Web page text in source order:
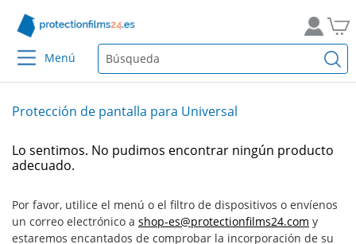
Menú
Protección de pantalla para Universal
Lo sentimos. No pudimos encontrar ningún producto
adecuado.
Por favor, utilice el menú o el filtro de dispositivos o envíenos
un correo electrónico a shop-es@protectionfilms24.com y
estaremos encantados de comprobar la incorporación de su